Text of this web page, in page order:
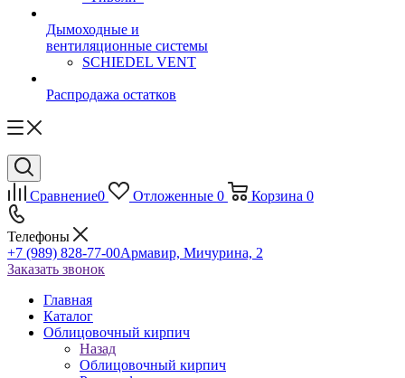
Дымоходные и
вентиляционные системы
SCHIEDEL VENT
Распродажа остатков
Сравнение0 Отложенные 0 Корзина 0
Телефоны
+7 (989) 828-77-00Армавир, Мичурина, 2
Заказать звонок
Главная
Каталог
Облицовочный кирпич
Назад
Облицовочный кирпич